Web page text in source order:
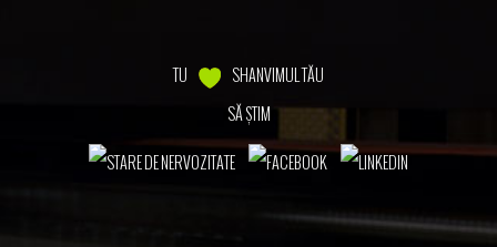
TU
SHANVIMUL TĂU
SĂ ȘTIM